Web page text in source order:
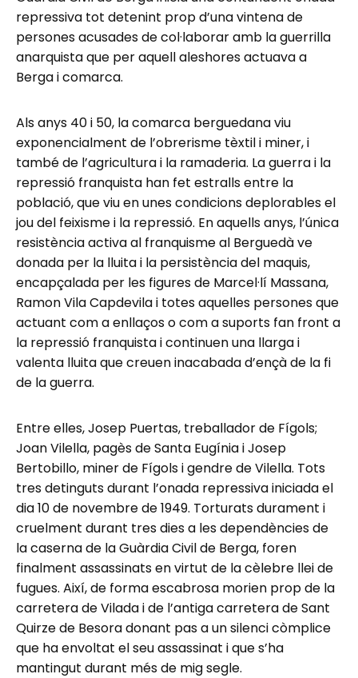
repressiva tot detenint prop d’una vintena de
persones acusades de col·laborar amb la guerrilla
anarquista que per aquell aleshores actuava a
Berga i comarca.
Als anys 40 i 50, la comarca berguedana viu
exponencialment de l’obrerisme tèxtil i miner, i
també de l’agricultura i la ramaderia. La guerra i la
repressió franquista han fet estralls entre la
població, que viu en unes condicions deplorables el
jou del feixisme i la repressió. En aquells anys, l’única
resistència activa al franquisme al Berguedà ve
donada per la lluita i la persistència del maquis,
encapçalada per les figures de Marcel·lí Massana,
Ramon Vila Capdevila i totes aquelles persones que
actuant com a enllaços o com a suports fan front a
la repressió franquista i continuen una llarga i
valenta lluita que creuen inacabada d’ençà de la fi
de la guerra.
Entre elles, Josep Puertas, treballador de Fígols;
Joan Vilella, pagès de Santa Eugínia i Josep
Bertobillo, miner de Fígols i gendre de Vilella. Tots
tres detinguts durant l’onada repressiva iniciada el
dia 10 de novembre de 1949. Torturats durament i
cruelment durant tres dies a les dependències de
la caserna de la Guàrdia Civil de Berga, foren
finalment assassinats en virtut de la cèlebre llei de
fugues. Així, de forma escabrosa morien prop de la
carretera de Vilada i de l’antiga carretera de Sant
Quirze de Besora donant pas a un silenci còmplice
que ha envoltat el seu assassinat i que s’ha
mantingut durant més de mig segle.